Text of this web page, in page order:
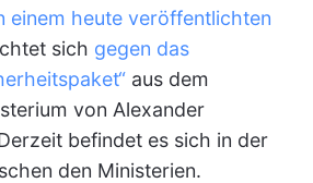
einem heute veröffentlichten
sich gegen das
aus dem
von Alexander
befindet es sich in der
den Ministerien.